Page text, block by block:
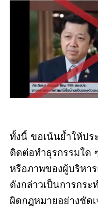
ทั้งนี้ ขอเน้นย้ำให้ปร
ติดต่อทำธุรกรรมใด
หรือภาพของผู้บริหา
ดังกล่าวเป็นการกร
ผิดกฎหมายอย่างชัด